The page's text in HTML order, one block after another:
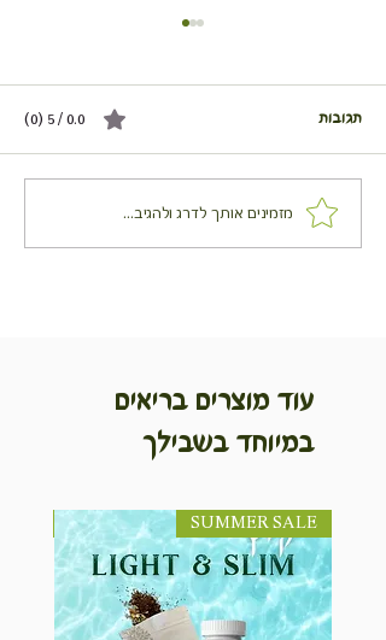
לביבות ירק אפויות
תגובות 0.0 / 5 ‏(0)
מזמינים אותך לדרג ולהגיב...
עוד מוצרים בריאים
במיוחד בשבילך
SUMMER SALE